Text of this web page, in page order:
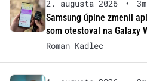
2. augusta 2026 •
3m
Samsung úplne zmenil
som otestoval na Galaxy
Roman Kadlec